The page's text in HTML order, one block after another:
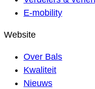
E-mobility
Website
Over Bals
Kwaliteit
Nieuws